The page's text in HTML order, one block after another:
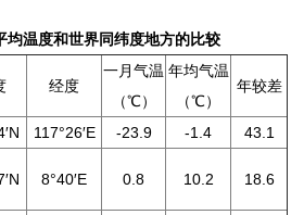
均温度和世界同纬度地方的比较
经度
一月气温
（℃）
年均气温
（℃）
年较差
117°26′E -23.9 -1.4
43.1
8°40′E 0.8 10.2 18.6